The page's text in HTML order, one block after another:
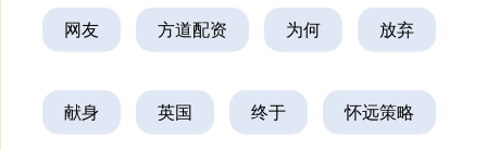
网友 方道配资 为何 放弃
献身 英国 终于 怀远策略